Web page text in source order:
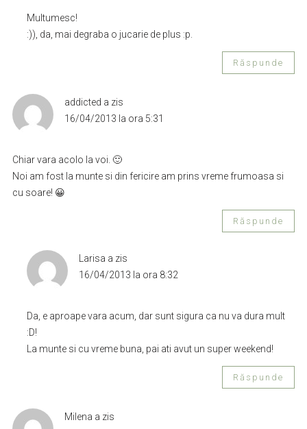
Multumesc!
:)), da, mai degraba o jucarie de plus :p.
Răspunde
addicted a zis
16/04/2013 la ora 5:31
Chiar vara acolo la voi. 🙂
Noi am fost la munte si din fericire am prins vreme frumoasa si
cu soare! 😀
Răspunde
Larisa a zis
16/04/2013 la ora 8:32
Da, e aproape vara acum, dar sunt sigura ca nu va dura mult
:D!
La munte si cu vreme buna, pai ati avut un super weekend!
Răspunde
Milena a zis